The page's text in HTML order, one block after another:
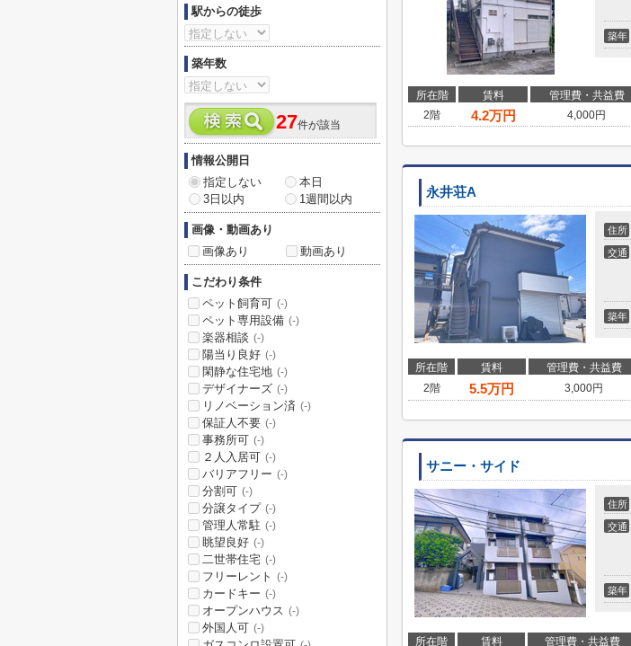
築年
所在階 賃料 管理費・共益費
2階
4.2万円 4,000円
永井荘A
住所
交通
築年
所在階 賃料 管理費・共益費
2階
5.5万円 3,000円
サニー・サイド
住所
交通
築年
所在階 賃料 管理費・共益費
駅からの徒歩
築年数
27件が該当
情報公開日
指定しない
本日
3日以内
1週間以内
画像・動画あり
画像あり
動画あり
こだわり条件
ペット飼育可 (-)
ペット専用設備 (-)
楽器相談 (-)
陽当り良好 (-)
閑静な住宅地 (-)
デザイナーズ (-)
リノベーション済 (-)
保証人不要 (-)
事務所可 (-)
２人入居可 (-)
バリアフリー (-)
分割可 (-)
分譲タイプ (-)
管理人常駐 (-)
眺望良好 (-)
二世帯住宅 (-)
フリーレント (-)
カードキー (-)
オープンハウス (-)
外国人可 (-)